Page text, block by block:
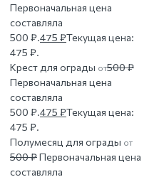
Первоначальная цена
составляла
500 ₽.475 ₽Текущая цена:
475 ₽.
Крест для ограды от500₽
Первоначальная цена
составляла
500 ₽.475 ₽Текущая цена:
475 ₽.
Полумесяц для ограды от
500₽Первоначальная цена
составляла